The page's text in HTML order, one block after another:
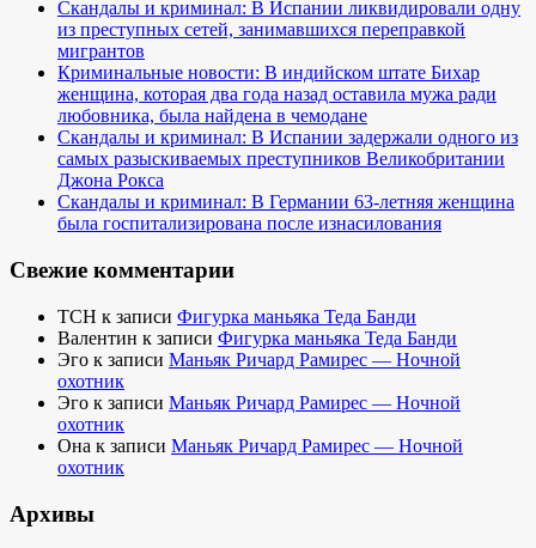
Скандалы и криминал: В Испании ликвидировали одну
из преступных сетей, занимавшихся переправкой
мигрантов
Криминальные новости: В индийском штате Бихар
женщина, которая два года назад оставила мужа ради
любовника, была найдена в чемодане
Скандалы и криминал: В Испании задержали одного из
самых разыскиваемых преступников Великобритании
Джона Рокса
Скандалы и криминал: В Германии 63-летняя женщина
была госпитализирована после изнасилования
Свежие комментарии
TCH к записи Фигурка маньяка Теда Банди
Валентин к записи Фигурка маньяка Теда Банди
Эго к записи Маньяк Ричард Рамирес — Ночной
охотник
Эго к записи Маньяк Ричард Рамирес — Ночной
охотник
Она к записи Маньяк Ричард Рамирес — Ночной
охотник
Архивы